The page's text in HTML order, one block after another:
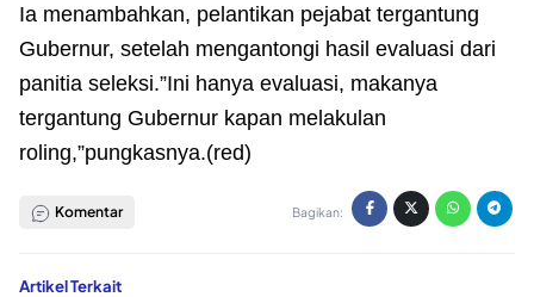
Ia menambahkan, pelantikan pejabat tergantung
Gubernur, setelah mengantongi hasil evaluasi dari
panitia seleksi.”Ini hanya evaluasi, makanya
tergantung Gubernur kapan melakulan
roling,”pungkasnya.(red)
Komentar Bagikan:
Artikel Terkait